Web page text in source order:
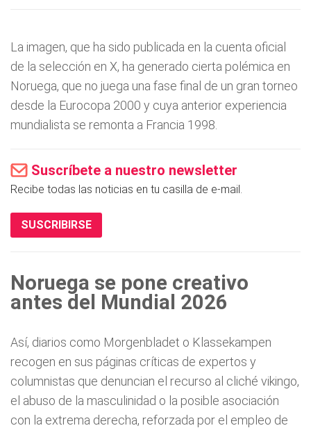
La imagen, que ha sido publicada en la cuenta oficial
de la selección en X, ha generado cierta polémica en
Noruega, que no juega una fase final de un gran torneo
desde la Eurocopa 2000 y cuya anterior experiencia
mundialista se remonta a Francia 1998.
Suscríbete a nuestro newsletter
Recibe todas las noticias en tu casilla de e-mail.
SUSCRIBIRSE
Noruega se pone creativo
antes del Mundial 2026
Así, diarios como Morgenbladet o Klassekampen
recogen en sus páginas críticas de expertos y
columnistas que denuncian el recurso al cliché vikingo,
el abuso de la masculinidad o la posible asociación
con la extrema derecha, reforzada por el empleo de